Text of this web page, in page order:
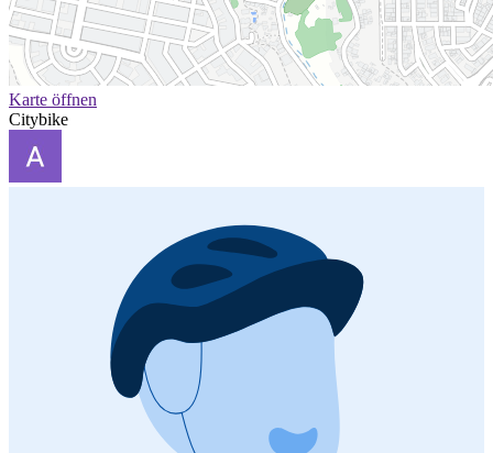
Karte öffnen
Citybike